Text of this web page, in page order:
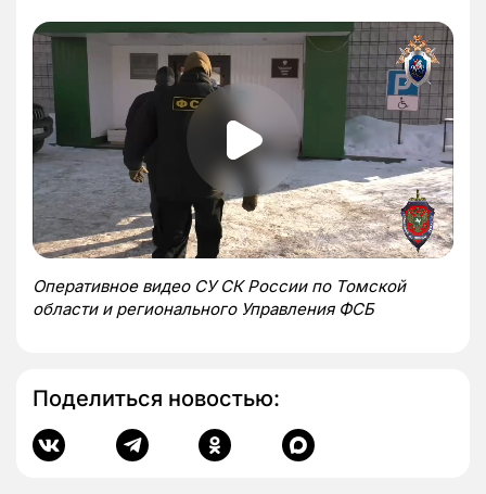
Оперативное видео СУ СК России по Томской
области и регионального Управления ФСБ
Поделиться новостью: